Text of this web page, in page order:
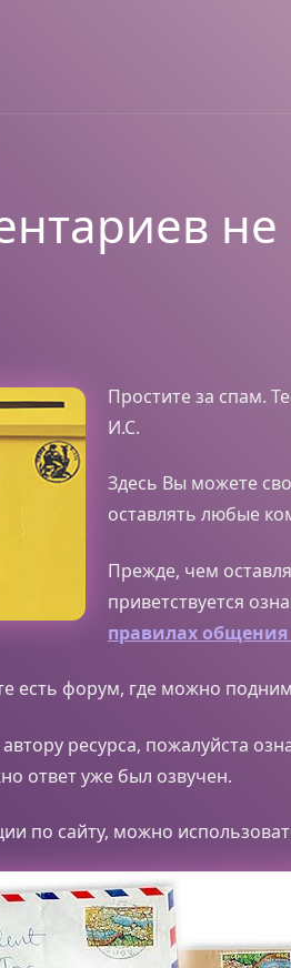
не
Простите за спам.
И.С.
Здесь Вы можете
оставлять любые
Прежде, чем
приветствуется
правилах общения
есть форум, где можно
ресурса, пожалуйста
ответ уже был озвучен.
по сайту, можно